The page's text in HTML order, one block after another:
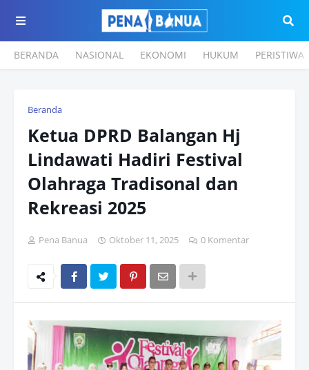
BERANDA NASIONAL EKONOMI HUKUM PERISTIWA
Beranda
Ketua DPRD Balangan Hj
Lindawati Hadiri Festival
Olahraga Tradisonal dan
Rekreasi 2025
Pena Banua Oktober 11, 2025 0 Komentar